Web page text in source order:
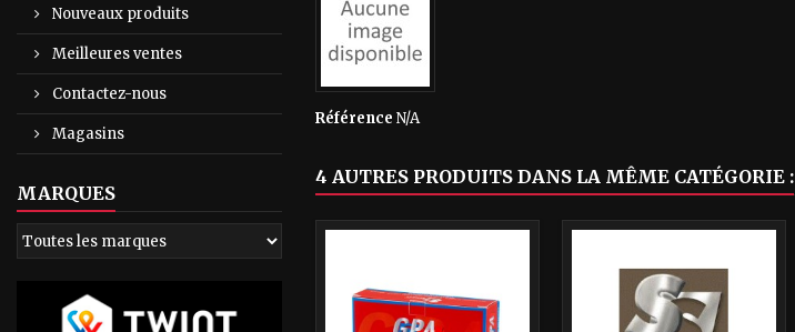
Nouveaux produits
Meilleures ventes
Contactez-nous
Magasins
MARQUES
Référence N/A
4 AUTRES PRODUITS DANS LA MÊME CATÉGORIE :